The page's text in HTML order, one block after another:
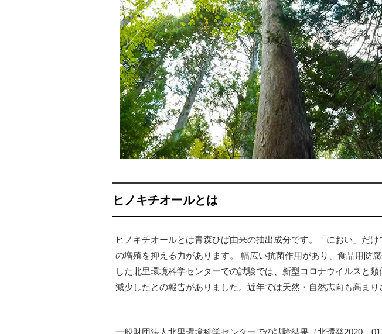
ヒノキチオールとは
ヒノキチオールとは青森ひば由来の抽出成分です。「におい」だ
の増殖を抑える力があります。 幅広い抗菌作用があり、食品用防
した北里環境科学センターでの試験では、新型コロナウイルスと
減少したとの報告がありました。近年では天然・自然志向も高まり